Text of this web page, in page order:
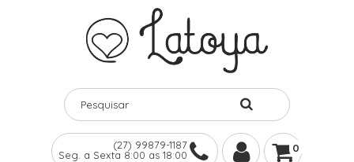
(27) 99879-1187
Seg. a Sexta 8:00 as 18:00
0